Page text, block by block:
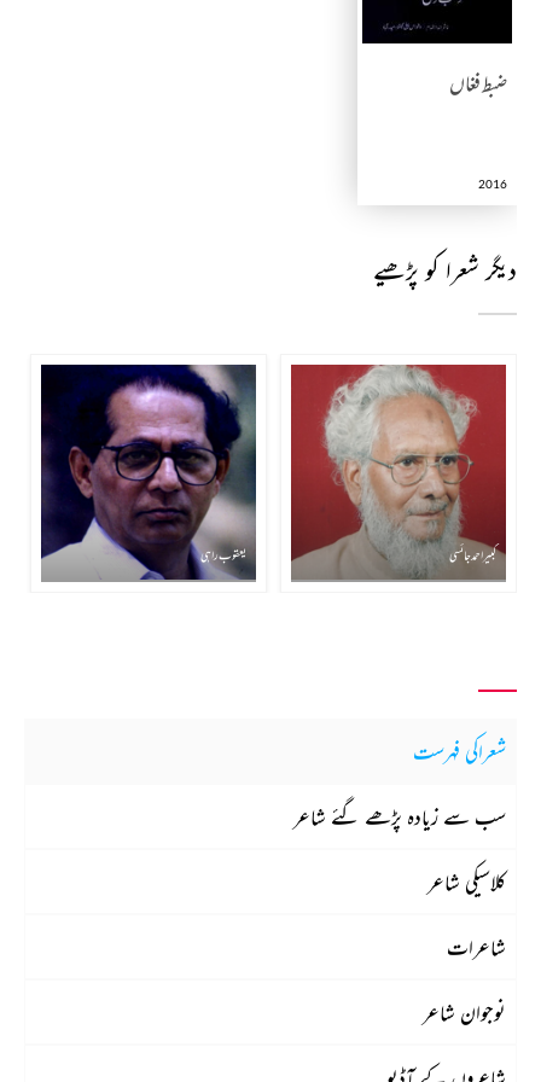
ضبط فغاں
2016
دیگر شعرا کو پڑھیے
کبیر احمد جائسی یعقوب راہی
شعراکی فہرست
سب سے زیادہ پڑھے گئے شاعر
کلاسیکی شاعر
شاعرات
نوجوان شاعر